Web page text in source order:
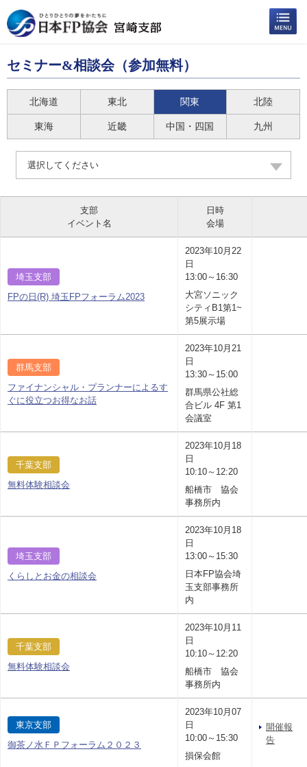
セミナー&相談会（参加無料）
北海道 東北 関東 北陸
東海 近畿 中国・四国 九州
選択してください
支部
イベント名
日時
会場
埼玉支部
FPの日(R) 埼玉FPフォーラム2023
2023年10月22
日
13:00～16:30
大宮ソニック
シティB1第1~
第5展示場
群馬支部
ファイナンシャル・プランナーによるす
ぐに役立つお得なお話
2023年10月21
日
13:30～15:00
群馬県公社総
合ビル 4F 第1
会議室
千葉支部
無料体験相談会
2023年10月18
日
10:10～12:20
船橋市 協会
事務所内
埼玉支部
くらしとお金の相談会
2023年10月18
日
13:00～15:30
日本FP協会埼
玉支部事務所
内
千葉支部
無料体験相談会
2023年10月11
日
10:10～12:20
船橋市 協会
事務所内
東京支部
御茶ノ水ＦＰフォーラム２０２３
2023年10月07
日
10:00～15:30
損保会館
開催報
告